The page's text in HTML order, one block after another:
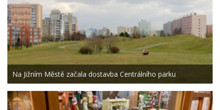
Na Jižním Městě začala dostavba Centrálního parku